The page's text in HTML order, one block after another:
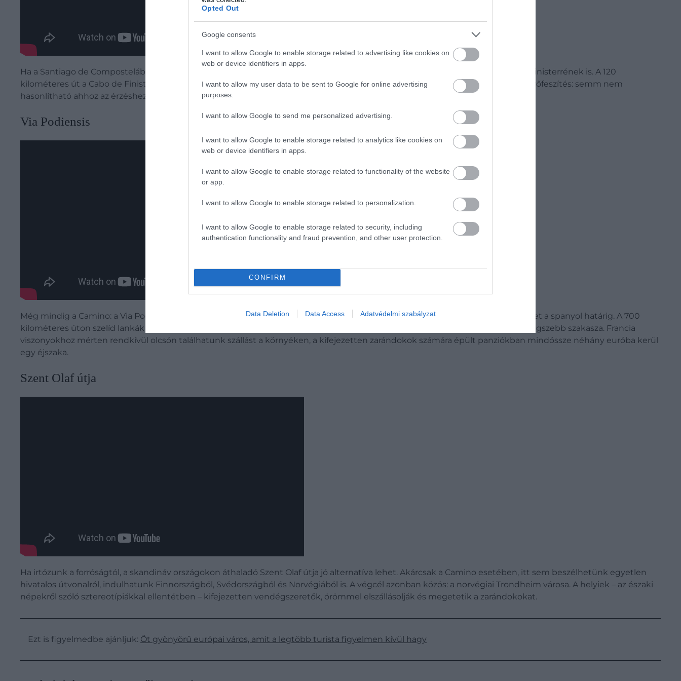
Opted Out
Google consents
I want to allow Google to enable storage related to advertising like cookies on
web or device identifiers in apps.
I want to allow my user data to be sent to Google for online advertising
purposes.
I want to allow Google to send me personalized advertising.
I want to allow Google to enable storage related to analytics like cookies on
web or device identifiers in apps.
I want to allow Google to enable storage related to functionality of the website
or app.
I want to allow Google to enable storage related to personalization.
I want to allow Google to enable storage related to security, including
authentication functionality and fraud prevention, and other user protection.
CONFIRM
Data Deletion Data Access Adatvédelmi szabályzat
Ha a Santiago de Compostelába való megérkezés után úgy érezzük, maradt még bennünk tartalék, nekivághatunk a Camino Finisterrének is. A 120
kilométeres út a Cabo de Finisterréhez, azaz a Finisterre-fokhoz vezet, melyet valaha a világ végének tartottak. Megéri a plusz erőfeszítés: semm nem
hasonlítható ahhoz az érzéshez, mint amikor a hosszú vándorlás végén megfürödhetünk az Atlanti-óceán vizében.
Via Podiensis
Még mindig a Camino: a Via Podiensis is a híres zarándokút egyik szakasza, amely a franciaországiLe-Puy-en-Velay városától vezet a spanyol határig. A 700
kilométeres úton szelíd lankák és zord hegyek váltogatják egymást, nem csoda, hogy sokak szerint ez a Szent Jakab-út egyik legszebb szakasza. Francia
viszonyokhoz mérten rendkívül olcsón találhatunk szállást a környéken, a kifejezetten zarándokok számára épült panziókban mindössze néhány euróba kerül
egy éjszaka.
Szent Olaf útja
Ha irtózunk a forróságtól, a skandináv országokon áthaladó Szent Olaf útja jó alternatíva lehet. Akárcsak a Camino esetében, itt sem beszélhetünk egyetlen
hivatalos útvonalról, indulhatunk Finnországból, Svédországból és Norvégiából is. A végcél azonban közös: a norvégiai Trondheim városa. A helyiek – az északi
népekről szóló sztereotípiákkal ellentétben – kifejezetten vendégszeretők, örömmel elszállásolják és megetetik a zarándokokat.
Ezt is figyelmedbe ajánljuk: Öt gyönyörű európai város, amit a legtöbb turista figyelmen kívül hagy